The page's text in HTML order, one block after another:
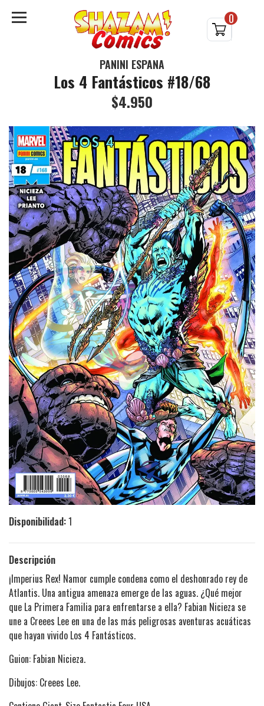
0
PANINI ESPAÑA
Los 4 Fantásticos #18/68
$4.950
Disponibilidad:1
Descripción
¡Imperius Rex! Namor cumple condena como el deshonrado rey de
Atlantis. Una antigua amenaza emerge de las aguas. ¿Qué mejor
que La Primera Familia para enfrentarse a ella? Fabian Nicieza se
une a Creees Lee en una de las más peligrosas aventuras acuáticas
que hayan vivido Los 4 Fantásticos.
Guion: Fabian Nicieza.
Dibujos: Creees Lee.